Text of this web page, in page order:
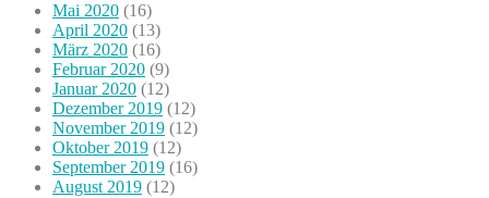
Mai 2020 (16)
April 2020 (13)
März 2020 (16)
Februar 2020 (9)
Januar 2020 (12)
Dezember 2019 (12)
November 2019 (12)
Oktober 2019 (12)
September 2019 (16)
August 2019 (12)